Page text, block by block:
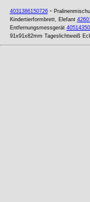
4031386150726-
Kindertierformbrett, Elefant
Entfernungsmessgerät
91x91x82mm Tageslichtweiß